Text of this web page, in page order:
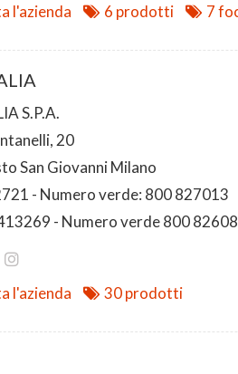
l'azienda 6 prodotti 7
S.P.A.
20
San Giovanni Milano
- Numero verde: 800 827013
- Numero verde 800
l'azienda 30 prodotti